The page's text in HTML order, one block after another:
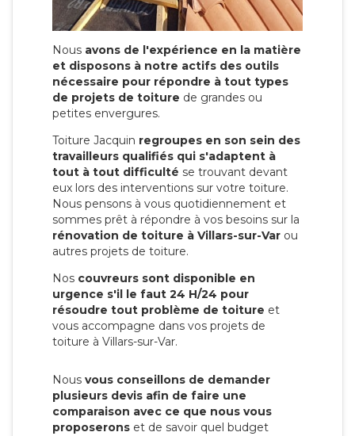
Nous avons de l'expérience en la matière
et disposons à notre actifs des outils
nécessaire pour répondre à tout types
de projets de toiture de grandes ou
petites envergures.
Toiture Jacquin regroupes en son sein des
travailleurs qualifiés qui s'adaptent à
tout à tout difficulté se trouvant devant
eux lors des interventions sur votre toiture.
Nous pensons à vous quotidiennement et
sommes prêt à répondre à vos besoins sur la
rénovation de toiture à Villars-sur-Var ou
autres projets de toiture.
Nos couvreurs sont disponible en
urgence s'il le faut 24 H/24 pour
résoudre tout problème de toiture et
vous accompagne dans vos projets de
toiture à Villars-sur-Var.
Nous vous conseillons de demander
plusieurs devis afin de faire une
comparaison avec ce que nous vous
proposerons et de savoir quel budget